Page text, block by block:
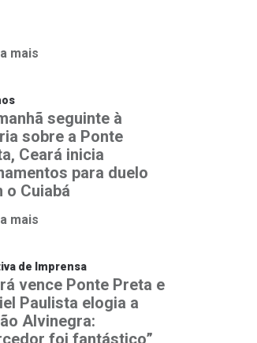
mais
seguinte à
sobre a Ponte
Ceará inicia
para duelo
o Cuiabá
mais
de Imprensa
vence Ponte Preta e
Paulista elogia a
Alvinegra: